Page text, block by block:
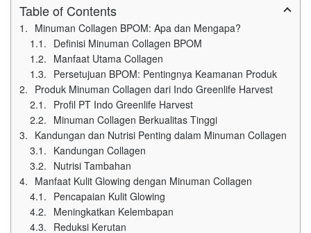
Table of Contents
Minuman Collagen BPOM: Apa dan Mengapa?
Definisi Minuman Collagen BPOM
Manfaat Utama Collagen
Persetujuan BPOM: Pentingnya Keamanan Produk
Produk Minuman Collagen dari Indo Greenlife Harvest
Profil PT Indo Greenlife Harvest
Minuman Collagen Berkualitas Tinggi
Kandungan dan Nutrisi Penting dalam Minuman Collagen
Kandungan Collagen
Nutrisi Tambahan
Manfaat Kulit Glowing dengan Minuman Collagen
Pencapaian Kulit Glowing
Meningkatkan Kelembapan
Reduksi Kerutan